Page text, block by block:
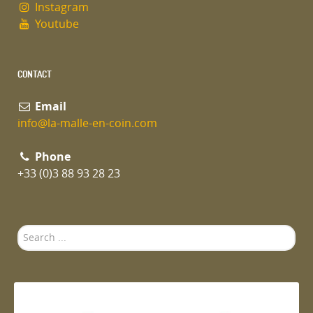
Instagram
Youtube
CONTACT
Email
info@la-malle-en-coin.com
Phone
+33 (0)3 88 93 28 23
Search
...